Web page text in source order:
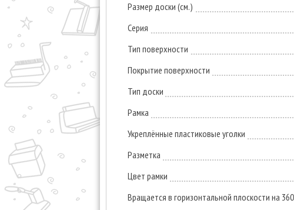
Размер доски (см.)
Серия
Тип поверхности
Покрытие поверхности
Тип доски
Рамка
Укреплённые пластиковые уголки
Разметка
Цвет рамки
Вращается в горизонтальной плоскости на